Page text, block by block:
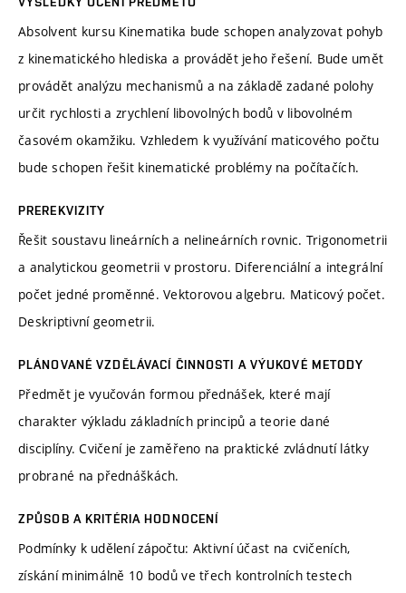
Absolvent kursu Kinematika bude schopen analyzovat pohyb
z kinematického hlediska a provádět jeho řešení. Bude umět
provádět analýzu mechanismů a na základě zadané polohy
určit rychlosti a zrychlení libovolných bodů v libovolném
časovém okamžiku. Vzhledem k využívání maticového počtu
bude schopen řešit kinematické problémy na počítačích.
PREREKVIZITY
Řešit soustavu lineárních a nelineárních rovnic. Trigonometrii
a analytickou geometrii v prostoru. Diferenciální a integrální
počet jedné proměnné. Vektorovou algebru. Maticový počet.
Deskriptivní geometrii.
PLÁNOVANÉ VZDĚLÁVACÍ ČINNOSTI A VÝUKOVÉ METODY
Předmět je vyučován formou přednášek, které mají
charakter výkladu základních principů a teorie dané
disciplíny. Cvičení je zaměřeno na praktické zvládnutí látky
probrané na přednáškách.
ZPŮSOB A KRITÉRIA HODNOCENÍ
Podmínky k udělení zápočtu: Aktivní účast na cvičeních,
získání minimálně 10 bodů ve třech kontrolních testech